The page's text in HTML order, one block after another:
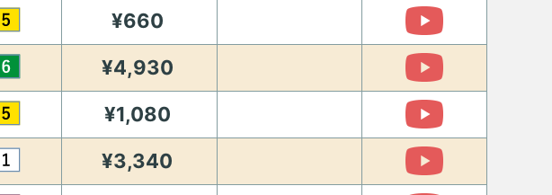
¥660
¥4,930
¥1,080
¥3,340